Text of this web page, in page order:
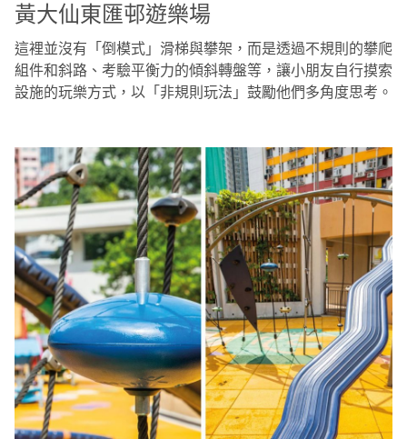
黃大仙東匯邨遊樂場
這裡並沒有「倒模式」滑梯與攀架，而是透過不規則的攀爬
組件和斜路、考驗平衡力的傾斜轉盤等，讓小朋友自行摸索
設施的玩樂方式，以「非規則玩法」鼓勵他們多角度思考。